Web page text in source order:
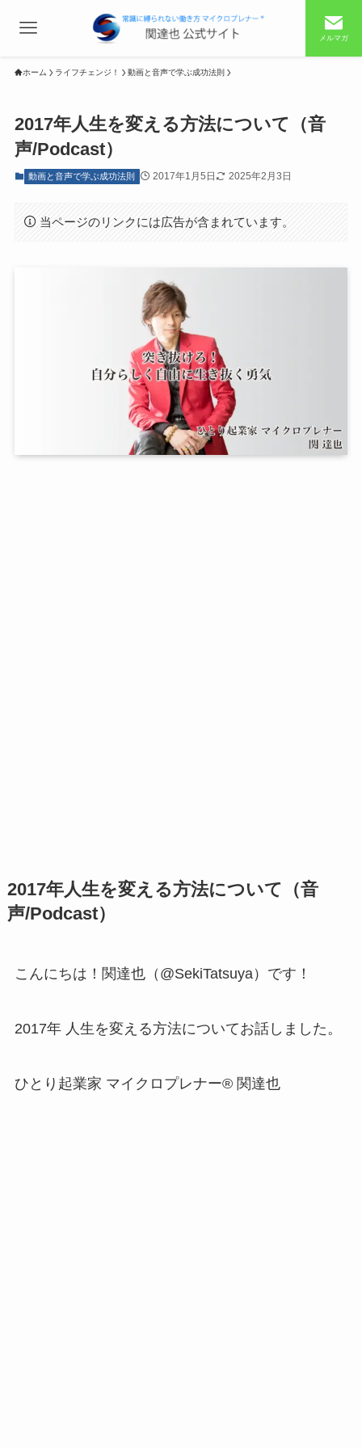
メルマガ
ホーム ライフチェンジ！ 動画と音声で学ぶ成功法則
2017年人生を変える方法について（音
声/Podcast）
動画と音声で学ぶ成功法則 2017年1月5日 2025年2月3日
当ページのリンクには広告が含まれています。
2017年人生を変える方法について（音
声/Podcast）
こんにちは！関達也（@SekiTatsuya）です！
2017年 人生を変える方法についてお話しました。
ひとり起業家 マイクロプレナー® 関達也